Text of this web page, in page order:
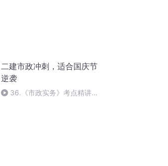
二建市政冲刺，适合国庆节
逆袭
36.《市政实务》考点精讲第